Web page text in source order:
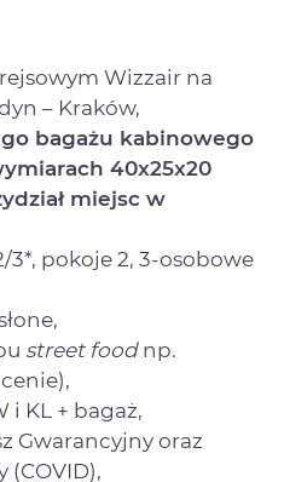
Wizzair na
– Kraków,
bagażu kabinowego
40x25x20
miejsc w
pokoje 2, 3-osobowe
street foodnp.
i KL + bagaż,
Gwarancyjny oraz
(COVID),